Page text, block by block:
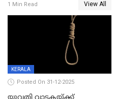
വധശ്രമക്കേസ് പ്രതി പിടിയിൽ
1 Min Read View All
KERALA
Posted On 31-12-2025